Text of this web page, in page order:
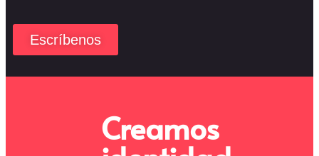
Escríbenos
Creamos